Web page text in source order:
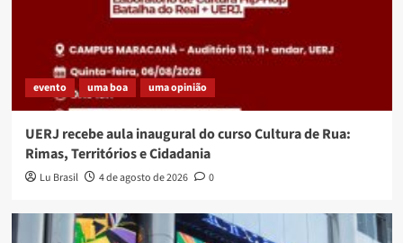
evento uma boa uma opinião
UERJ recebe aula inaugural do curso Cultura de Rua:
Rimas, Territórios e Cidadania
Lu Brasil 4 de agosto de 2026 0